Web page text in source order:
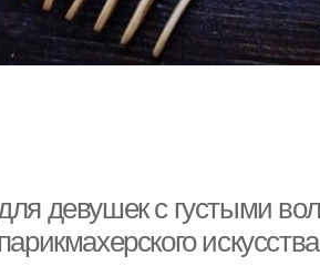
девушек с густыми